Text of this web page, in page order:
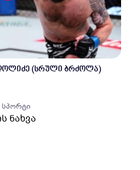
(სრული ბრძოლა)
ნახვა